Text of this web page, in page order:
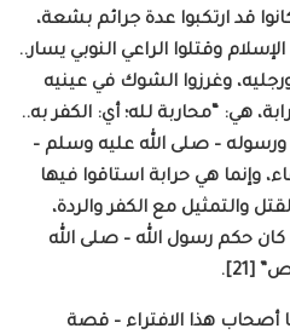
قد ارتكبوا عدة جرائم بشعة،
وقتلوا الراعي النوبي يسار..
وغرزوا الشوك في عينيه
هي: “محاربة لله؛ أي: الكفر به..
ورسوله – صلى الله عليه وسلم –
وإنما هي حرابة استاقوا فيها
والتمثيل مع الكفر والردة،
حكم رسول الله – صلى الله
[21].
أصحاب هذا الافتراء – قصة